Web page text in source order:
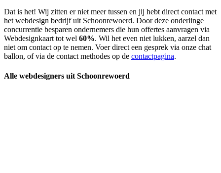
Dat is het! Wij zitten er niet meer tussen en jij hebt direct contact met
het webdesign bedrijf uit Schoonrewoerd. Door deze onderlinge
concurrentie besparen ondernemers die hun offertes aanvragen via
Webdesignkaart tot wel 60%. Wil het even niet lukken, aarzel dan
niet om contact op te nemen. Voer direct een gesprek via onze chat
ballon, of via de contact methodes op de contactpagina.
Alle webdesigners uit Schoonrewoerd